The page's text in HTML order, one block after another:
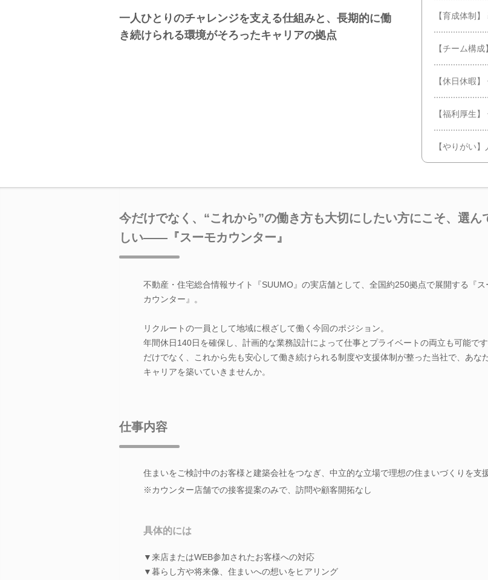
一人ひとりのチャレンジを支える仕組みと、長期的に働
き続けられる環境がそろったキャリアの拠点
【育成体制
【チーム構
【休日休暇
【福利厚生
【やりがい
今だけでなく、“これから”の働き方も大切にしたい方にこそ、選ん
しい――『スーモカウンター』
不動産・住宅総合情報サイト『SUUMO』の実店舗として、全国約250拠点で展開する『ス
カウンター』。
リクルートの一員として地域に根ざして働く今回のポジション。
年間休日140日を確保し、計画的な業務設計によって仕事とプライベートの両立も可能で
だけでなく、これから先も安心して働き続けられる制度や支援体制が整った当社で、あな
キャリアを築いていきませんか。
仕事内容
住まいをご検討中のお客様と建築会社をつなぎ、中立的な立場で理想の住まいづくりを支
※カウンター店舗での接客提案のみで、訪問や顧客開拓なし
具体的には
▼来店またはWEB参加されたお客様への対応
▼暮らし方や将来像、住まいへの想いをヒアリング